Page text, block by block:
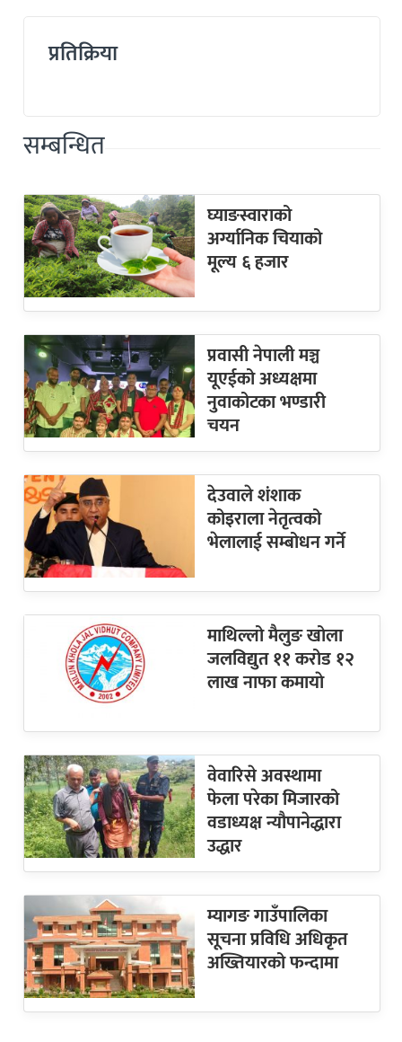
प्रतिक्रिया
सम्बन्धित
घ्याङस्वाराको
अर्ग्यानिक चियाको
मूल्य ६ हजार
प्रवासी नेपाली मञ्च
यूएईको अध्यक्षमा
नुवाकोटका भण्डारी
चयन
देउवाले शंशाक
कोइराला नेतृत्वको
भेलालाई सम्बोधन गर्ने
माथिल्लो मैलुङ खोला
जलविद्युत ११ करोड १२
लाख नाफा कमायाे
वेवारिसे अवस्थामा
फेला परेका मिजारको
वडाध्यक्ष न्यौपानेद्धारा
उद्धार
म्यागङ गाउँपालिका
सूचना प्रविधि अधिकृत
अख्तियारको फन्दामा